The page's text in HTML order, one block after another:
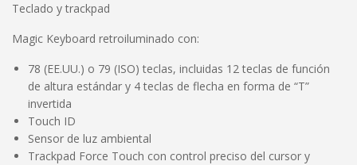
Teclado y trackpad
Magic Keyboard retroiluminado con:
78 (EE.UU.) o 79 (ISO) teclas, incluidas 12 teclas de función
de altura estándar y 4 teclas de flecha en forma de “T”
invertida
Touch ID
Sensor de luz ambiental
Trackpad Force Touch con control preciso del cursor y